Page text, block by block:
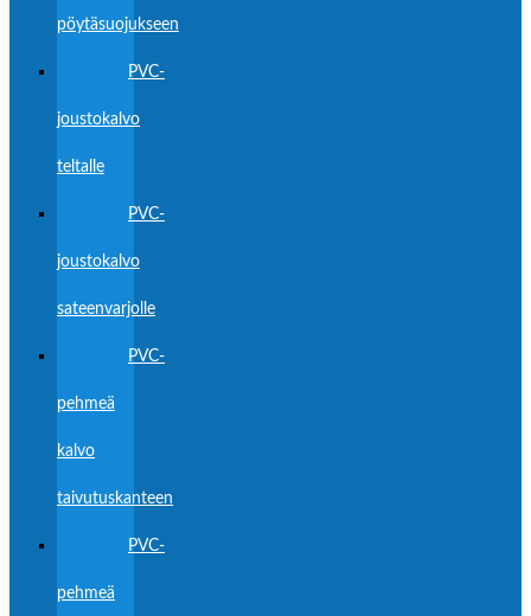
pöytäsuojukseen
PVC-
joustokalvo
teltalle
PVC-
joustokalvo
sateenvarjolle
PVC-
pehmeä
kalvo
taivutuskanteen
PVC-
pehmeä